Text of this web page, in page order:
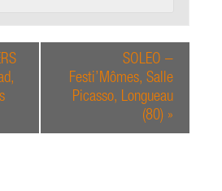
SOLEO –
Festi’Mômes, Salle
Picasso, Longueau
(80) »